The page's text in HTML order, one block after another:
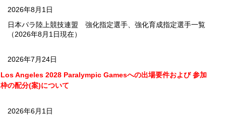
2026年8月1日
日本パラ陸上競技連盟 強化指定選手、強化育成指定選手一覧
（2026年8月1日現在）
2026年7月24日
Los Angeles 2028 Paralympic Gamesへの出場要件および 参加
枠の配分(案)について
2026年6月1日